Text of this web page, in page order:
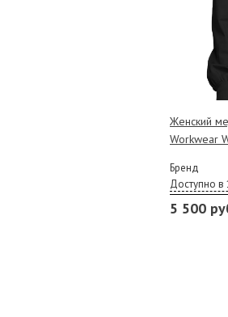
Женский
Workwear
Бренд
Доступно в
5 500